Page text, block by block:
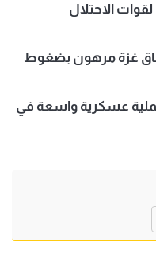
لقوات الاحتلال
غزة مرهون بضغوط
عسكرية واسعة في